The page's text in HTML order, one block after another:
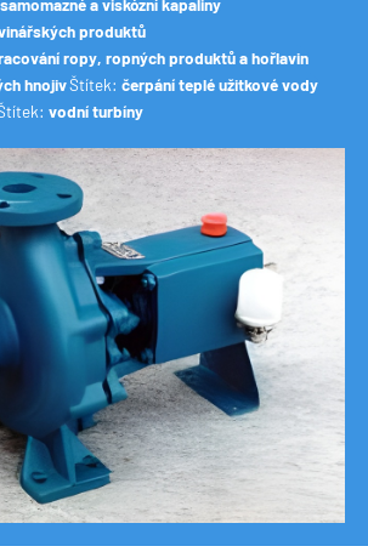
a viskózní kapaliny
produktů
ropy, ropných produktů a hořlavin
hnojivŠtítek: čerpání teplé užitkové vody
vodní turbíny